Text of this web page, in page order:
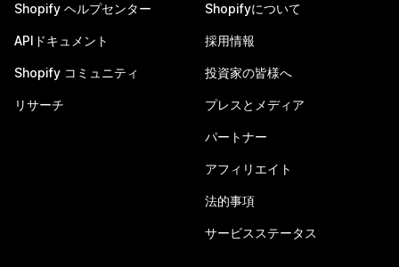
Shopify ヘルプセンター
APIドキュメント
Shopify コミュニティ
リサーチ
Shopifyについて
採用情報
投資家の皆様へ
プレスとメディア
パートナー
アフィリエイト
法的事項
サービスステータス